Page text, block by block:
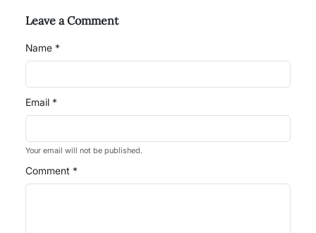
Leave a Comment
Name *
Email *
Your email will not be published.
Comment *